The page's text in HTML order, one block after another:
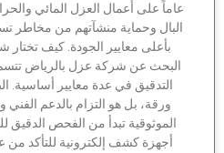
على أعمال العزل المائي والحراري، مما
وحماية منشآتهم من مخاطر تسربات
بأعلى معايير الجودة. كيف تختار شركة
عن شركة عزل بالرياض تتسم بالأمانة
التدقيق في عدة معايير أساسية. الضمان
ورقة، بل هو التزام بالدعم الفني
الموثوقية تبدأ من الفحص الدقيق للسطح
أجهزة كشف إلكترونية للتأكد من عدم